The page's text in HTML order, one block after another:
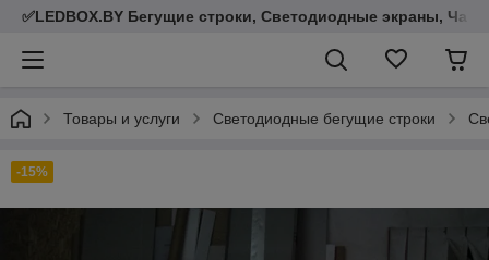
✅LEDBOX.BY Бегущие строки, Светодиодные экраны,
Товары и услуги Светодиодные бегущие строки
-15%